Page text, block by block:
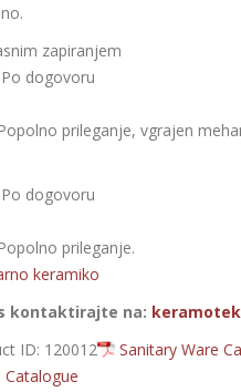
zapiranjem
dogovoru
prileganje, vgrajen
dogovoru
prileganje.
keramiko
kontaktirajte na:
ID: 120012
Sanitary Ware
Catalogue